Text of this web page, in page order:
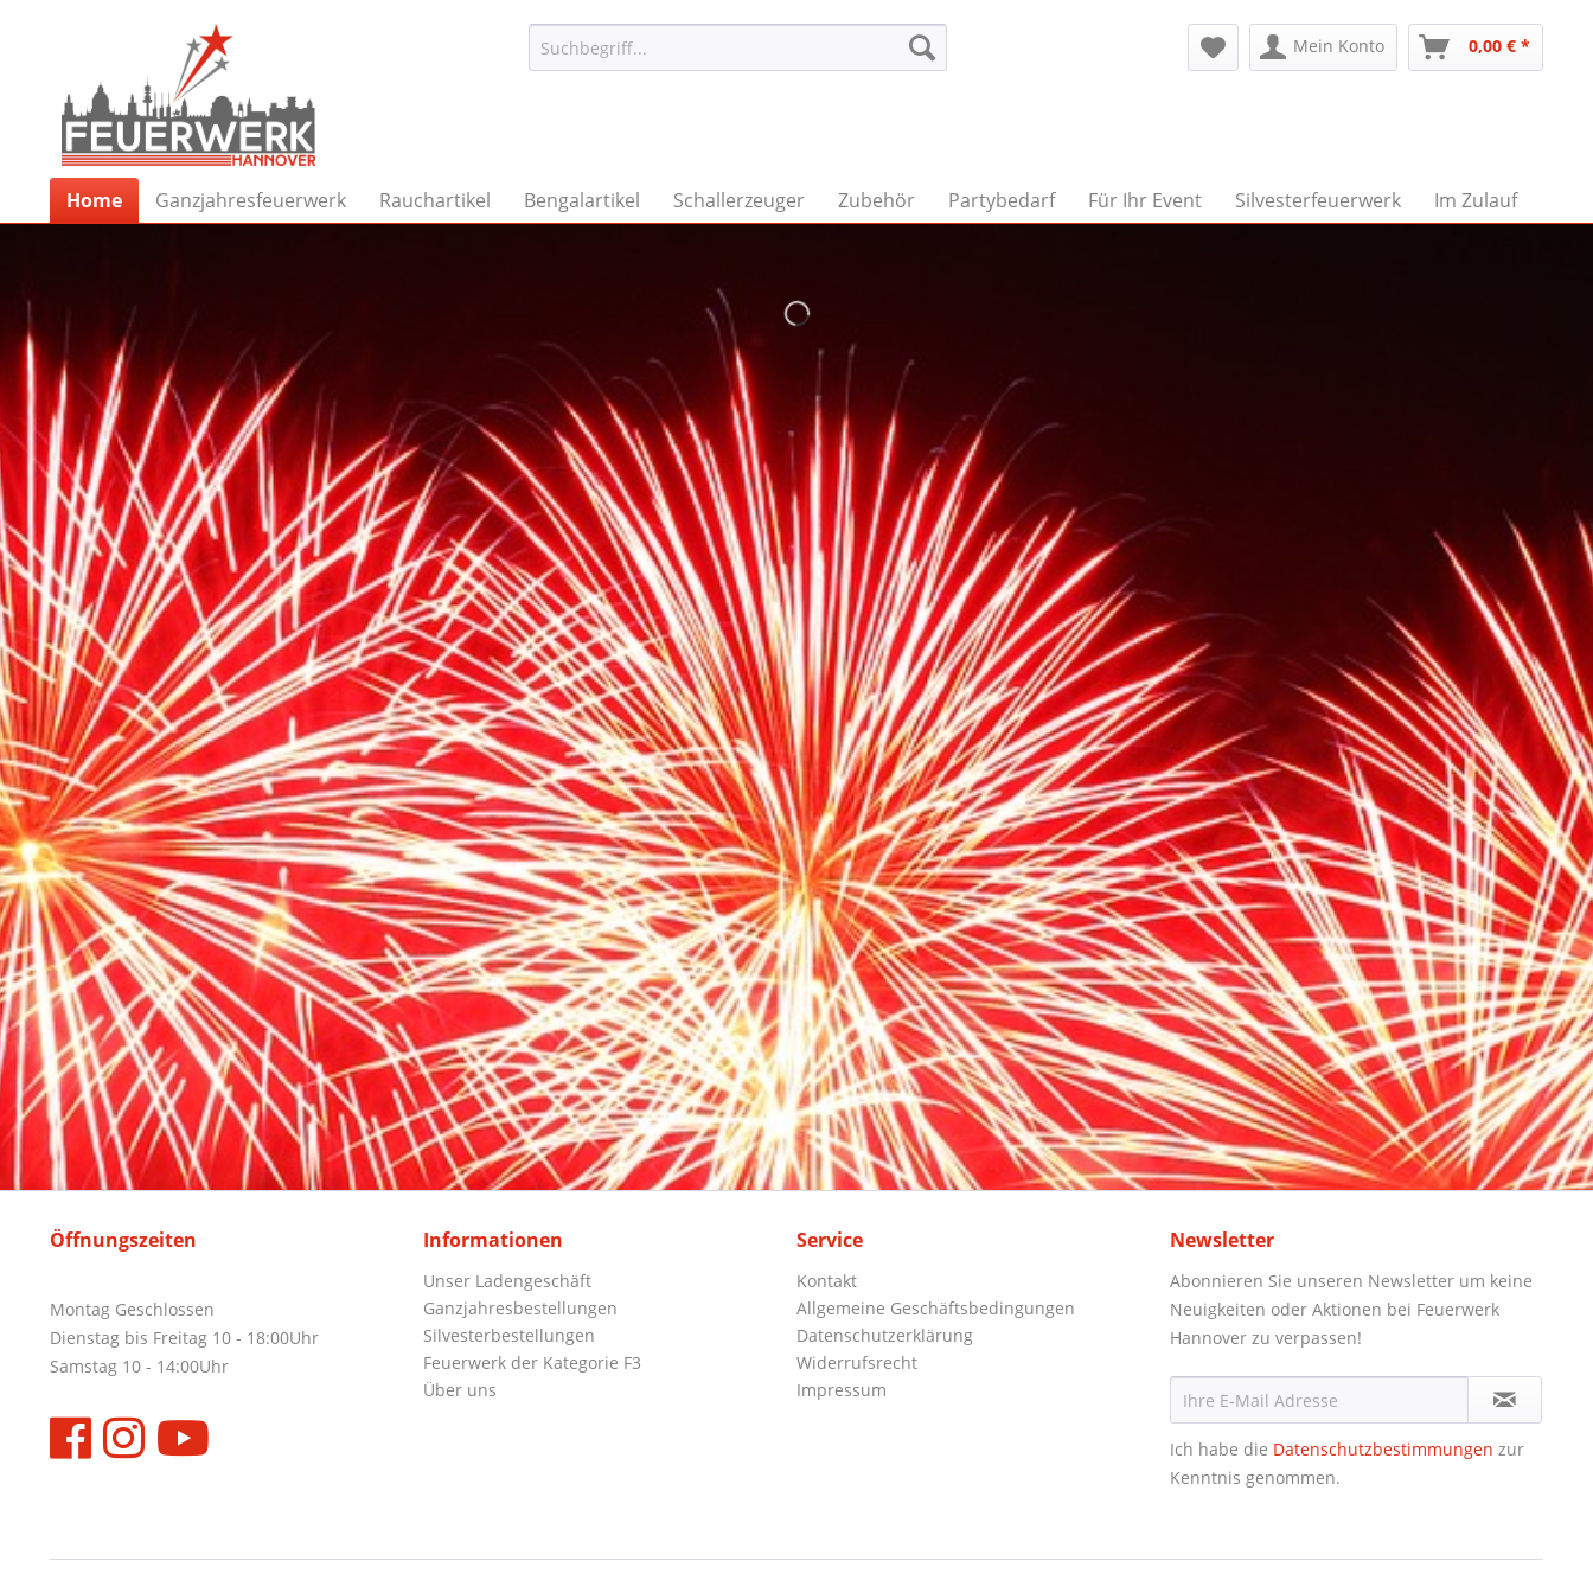
Mein Konto 0,00 € *
Home Ganzjahresfeuerwerk Rauchartikel Bengalartikel Schallerzeuger Zubehör Partybedarf Für Ihr Event Silvesterfeuerwerk Im Zulauf
Öffnungszeiten
Montag Geschlossen
Dienstag bis Freitag 10 - 18:00Uhr
Samstag 10 - 14:00Uhr
Informationen
Unser Ladengeschäft
Ganzjahresbestellungen
Silvesterbestellungen
Feuerwerk der Kategorie F3
Über uns
Service
Kontakt
Allgemeine Geschäftsbedingungen
Datenschutzerklärung
Widerrufsrecht
Impressum
Newsletter
Abonnieren Sie unseren Newsletter um keine
Neuigkeiten oder Aktionen bei Feuerwerk
Hannover zu verpassen!
Ich habe die Datenschutzbestimmungen zur
Kenntnis genommen.